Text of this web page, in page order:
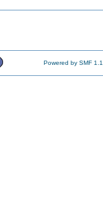
Powered by SMF